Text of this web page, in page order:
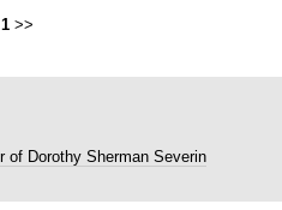
1 >>
of Dorothy Sherman Severin